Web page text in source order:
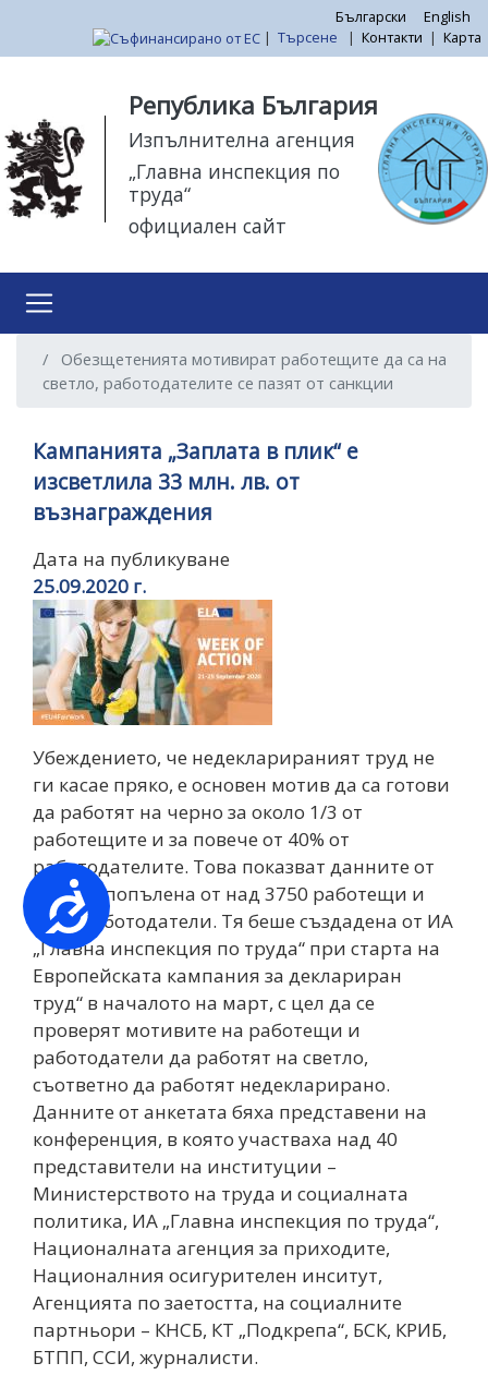
Достъпност
внимание:
Този
уебсайт
разполага
достъпност.
към
съдържание
Български
English
| Търсене | Контакти | Карта
Република България
Изпълнителна агенция
„Главна инспекция по
труда“
официален сайт
Обезщетенията мотивират работещите да са на
светло, работодателите се пазят от санкции
Кампанията „Заплата в плик“ е
изсветлила 33 млн. лв. от
възнаграждения
Дата на публикуване
25.09.2020 г.
Убеждението, че недекларираният труд не
ги касае пряко, е основeн мотив да са готови
да работят на черно за около 1/3 от
работещите и за повече от 40% от
работодателите. Това показват данните от
анкета, попълена от над 3750 работещи и
1050 работодатели. Тя беше създадена от ИА
„Главна инспекция по труда“ при старта на
Европейската кампания за деклариран
труд“ в началото на март, с цел да се
проверят мотивите на работещи и
работодатели да работят на светло,
съответно да работят недекларирано.
Данните от анкетата бяхa представени на
конференция, в която участваха над 40
представители на институции –
Министерството на труда и социалната
политика, ИА „Главна инспекция по труда“,
Националната агенция за приходите,
Националния осигурителен инситут,
Агенцията по заетостта, на социалните
партньори – КНСБ, КТ „Подкрепа“, БСК, КРИБ,
БТПП, ССИ, журналисти.